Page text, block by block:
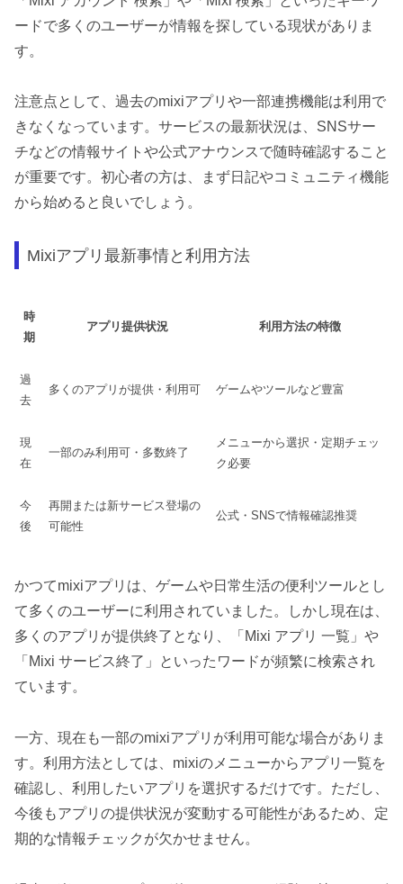
ードで多くのユーザーが情報を探している現状がありま
す。
注意点として、過去のmixiアプリや一部連携機能は利用で
きなくなっています。サービスの最新状況は、SNSサー
チなどの情報サイトや公式アナウンスで随時確認すること
が重要です。初心者の方は、まず日記やコミュニティ機能
から始めると良いでしょう。
Mixiアプリ最新事情と利用方法
時
期
アプリ提供状況 利用方法の特徴
過
去
多くのアプリが提供・利用可 ゲームやツールなど豊富
現
在
一部のみ利用可・多数終了
メニューから選択・定期チェッ
ク必要
今
後
再開または新サービス登場の
可能性
公式・SNSで情報確認推奨
かつてmixiアプリは、ゲームや日常生活の便利ツールとし
て多くのユーザーに利用されていました。しかし現在は、
多くのアプリが提供終了となり、「Mixi アプリ 一覧」や
「Mixi サービス終了」といったワードが頻繁に検索され
ています。
一方、現在も一部のmixiアプリが利用可能な場合がありま
す。利用方法としては、mixiのメニューからアプリ一覧を
確認し、利用したいアプリを選択するだけです。ただし、
今後もアプリの提供状況が変動する可能性があるため、定
期的な情報チェックが欠かせません。